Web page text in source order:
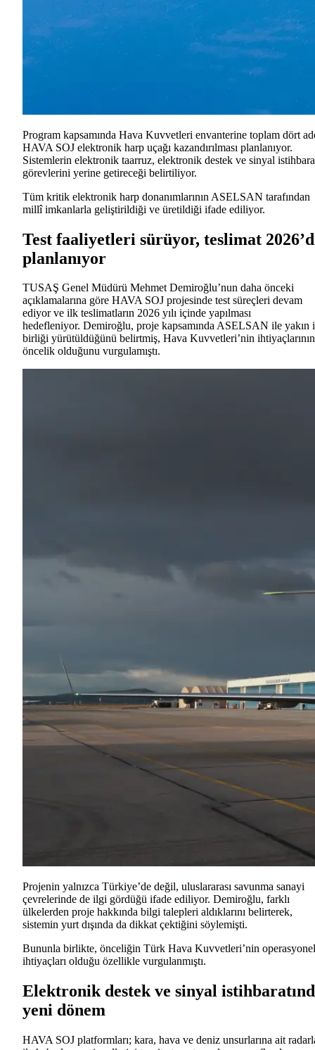
Program kapsamında Hava Kuvvetleri envanterine toplam dört
HAVA SOJ elektronik harp uçağı kazandırılması planlanıyor.
Sistemlerin elektronik taarruz, elektronik destek ve sinyal
görevlerini yerine getireceği belirtiliyor.
Tüm kritik elektronik harp donanımlarının ASELSAN tarafından
millî imkanlarla geliştirildiği ve üretildiği ifade ediliyor.
Test faaliyetleri sürüyor, teslimat
planlanıyor
TUSAŞ Genel Müdürü Mehmet Demiroğlu’nun daha önceki
açıklamalarına göre HAVA SOJ projesinde test süreçleri devam
ediyor ve ilk teslimatların 2026 yılı içinde yapılması
hedefleniyor. Demiroğlu, proje kapsamında ASELSAN ile yakın
birliği yürütüldüğünü belirtmiş, Hava Kuvvetleri’nin ihtiyaçlarının
öncelik olduğunu vurgulamıştı.
Projenin yalnızca Türkiye’de değil, uluslararası savunma sanayi
çevrelerinde de ilgi gördüğü ifade ediliyor. Demiroğlu, farklı
ülkelerden proje hakkında bilgi talepleri aldıklarını belirterek,
sistemin yurt dışında da dikkat çektiğini söylemişti.
Bununla birlikte, önceliğin Türk Hava Kuvvetleri’nin operasyonel
ihtiyaçları olduğu özellikle vurgulanmıştı.
Elektronik destek ve sinyal
yeni dönem
HAVA SOJ platformları; kara, hava ve deniz unsurlarına ait